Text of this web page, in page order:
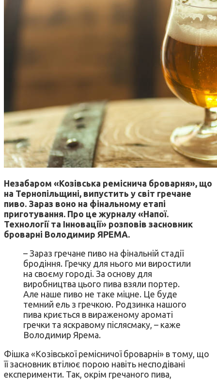
Незабаром «Козівська реміснича броварня», що
на Тернопільщині, випустить у світ гречане
пиво. Зараз воно на фінальному етапі
приготування. Про це журналу «Напої.
Технології та Інновації» розповів засновник
броварні Володимир ЯРЕМА.
– Зараз гречане пиво на фінальній стадії
бродіння. Гречку для нього ми виростили
на своєму городі. За основу для
виробництва цього пива взяли портер.
Але наше пиво не таке міцне. Це буде
темний ель з гречкою. Родзинка нашого
пива криється в вираженому ароматі
гречки та яскравому післясмаку, – каже
Володимир Ярема.
Фішка «Козівської ремісничої броварні» в тому, що
її засновник втілює порою навіть несподівані
експерименти. Так, окрім гречаного пива,